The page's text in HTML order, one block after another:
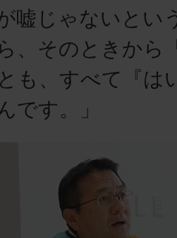
嘘じゃないとい
、そのときから
も、すべて『は
です。」